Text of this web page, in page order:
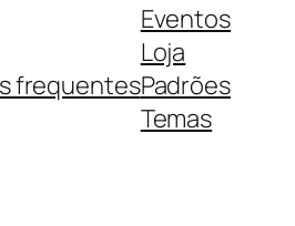
frequentes
Eventos
Loja
Padrões
Temas